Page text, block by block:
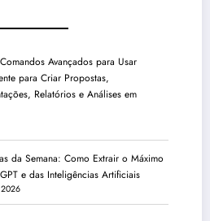
Avançados para Usar
para Criar Propostas,
Relatórios e Análises em
da Semana: Como Extrair o Máximo
e das Inteligências Artificiais